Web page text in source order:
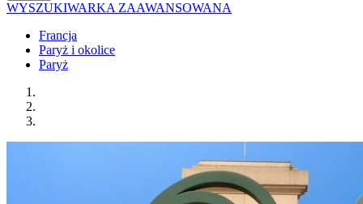
WYSZUKIWARKA ZAAWANSOWANA
Francja
Paryż i okolice
Paryż